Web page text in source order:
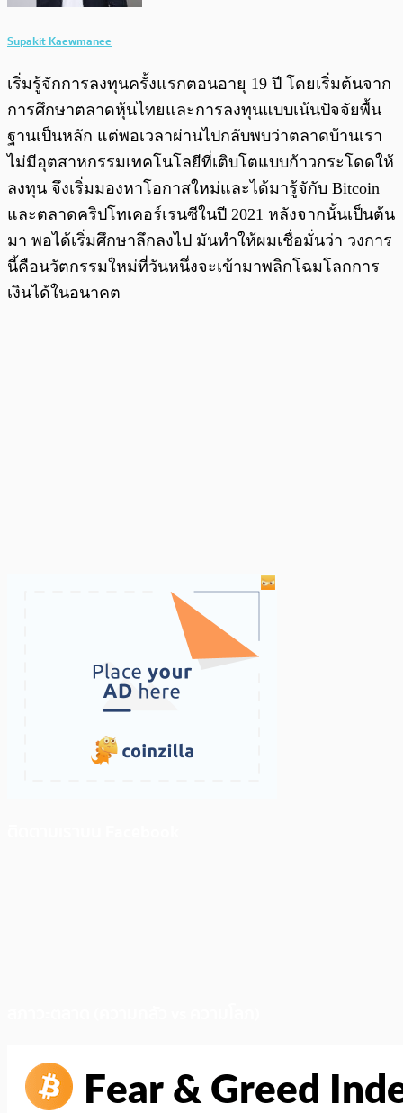
Supakit Kaewmanee
เริ่มรู้จักการลงทุนครั้งแรกตอนอายุ 19 ปี โดยเริ่มต้นจาก
การศึกษาตลาดหุ้นไทยและการลงทุนแบบเน้นปัจจัยพื้น
ฐานเป็นหลัก แต่พอเวลาผ่านไปกลับพบว่าตลาดบ้านเรา
ไม่มีอุตสาหกรรมเทคโนโลยีที่เติบโตแบบก้าวกระโดดให้
ลงทุน จึงเริ่มมองหาโอกาสใหม่และได้มารู้จักับ Bitcoin
และตลาดคริปโทเคอร์เรนซีในปี 2021 หลังจากนั้นเป็นต้น
มา พอได้เริ่มศึกษาลึกลงไป มันทำให้ผมเชื่อมั่นว่า วงการ
นี้คือนวัตกรรมใหม่ที่วันหนึ่งจะเข้ามาพลิกโฉมโลกการ
เงินได้ในอนาคต